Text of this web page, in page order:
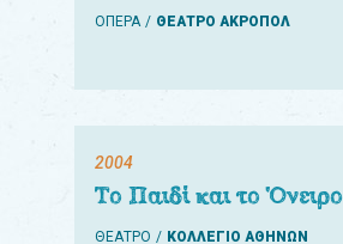
ΟΠΕΡΑ ΘΕΑΤΡΟ ΑΚΡΟΠΟΛ
2004
Το Παιδί και το Όνειρο
ΘΕΑΤΡΟ ΚΟΛΛΕΓΙΟ ΑΘΗΝΩΝ